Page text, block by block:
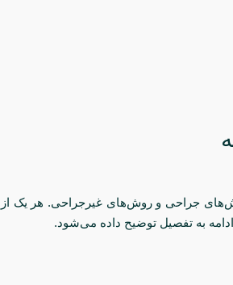
جراحی و روش‌های غیرجراحی. هر یک از
به تفصیل توضیح داده می‌شود.